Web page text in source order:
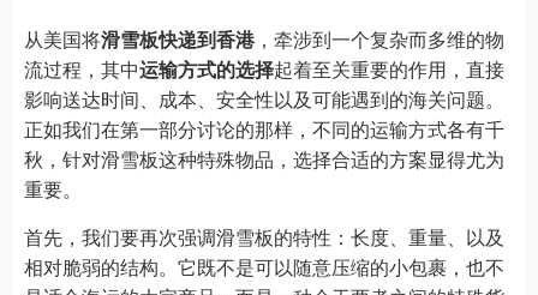
从美国将滑雪板快递到香港，牵涉到一个复杂而多维的物
流过程，其中运输方式的选择起着至关重要的作用，直接
影响送达时间、成本、安全性以及可能遇到的海关问题。
正如我们在第一部分讨论的那样，不同的运输方式各有千
秋，针对滑雪板这种特殊物品，选择合适的方案显得尤为
重要。
首先，我们要再次强调滑雪板的特性：长度、重量、以及
相对脆弱的结构。它既不是可以随意压缩的小包裹，也不